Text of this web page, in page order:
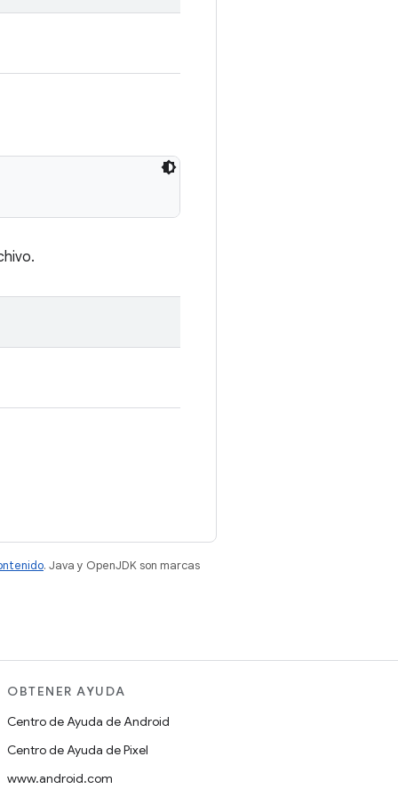
. Java y OpenJDK son marcas
OBTENER AYUDA
Centro de Ayuda de Android
Centro de Ayuda de Pixel
www.android.com